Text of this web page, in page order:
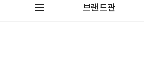
브랜드관